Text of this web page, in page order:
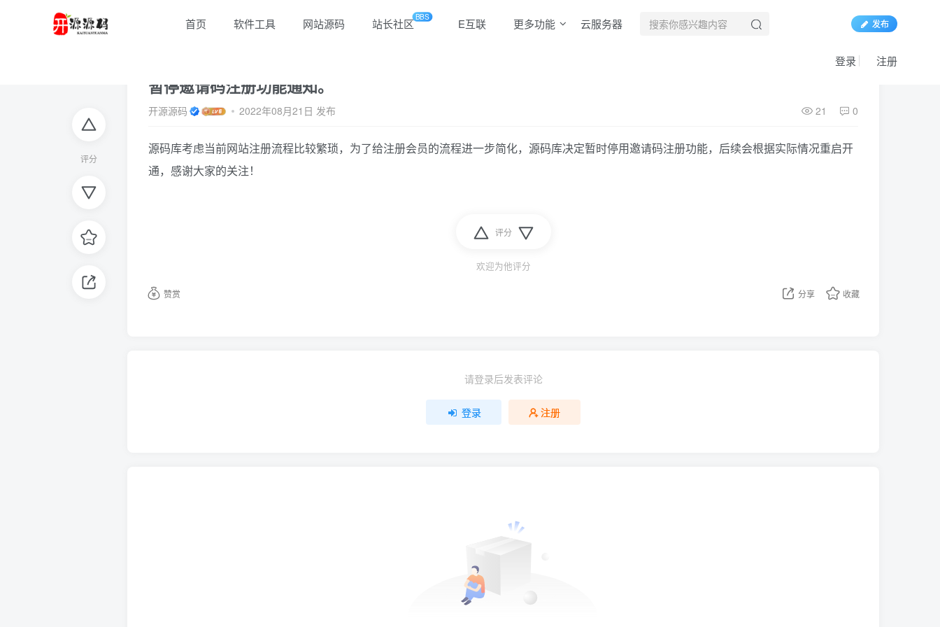
首页 软件工具 网站源码 站长社区BBS E互联 更多功能 云服务器 发布
登录 注册
评分
暂停邀请码注册功能通知。
开源源码 2022年08月21日 发布 21 0
源码库考虑当前网站注册流程比较繁琐，为了给注册会员的流程进一步简化，源码库决定暂时停用邀请码注册功能，后续会根据实际情况重启开
通，感谢大家的关注！
评分
欢迎为他评分
赞赏 分享 收藏
请登录后发表评论
登录 注册